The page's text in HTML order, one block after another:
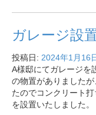
ガレージ設
投稿日: 2024年1月16
A様邸にてガレージを
の物置がありました
たのでコンクリート
を設置いたしました